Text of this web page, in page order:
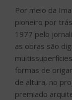
Por meio da
pioneiro por
1977 pelo
as obras são
formas de
de altura, no
premiado